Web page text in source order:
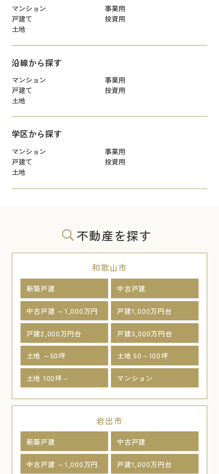
マンション
事業用
戸建て
投資用
土地
沿線から探す
マンション
事業用
戸建て
投資用
土地
学区から探す
マンション
事業用
戸建て
投資用
土地
不動産を探す
和歌山市
新築戸建 中古戸建
中古戸建 ～1,000万円 戸建1,000万円台
戸建2,000万円台 戸建3,000万円台
土地 ～50坪 土地 50～100坪
土地 100坪～ マンション
岩出市
新築戸建 中古戸建
中古戸建 ～1,000万円 戸建1,000万円台